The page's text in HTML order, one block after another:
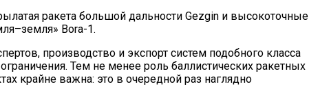
ракета большой дальности Gezgin и высокоточные
Bora-1.
производство и экспорт систем подобного класса
Тем не менее роль баллистических ракетных
крайне важна: это в очередной раз наглядно